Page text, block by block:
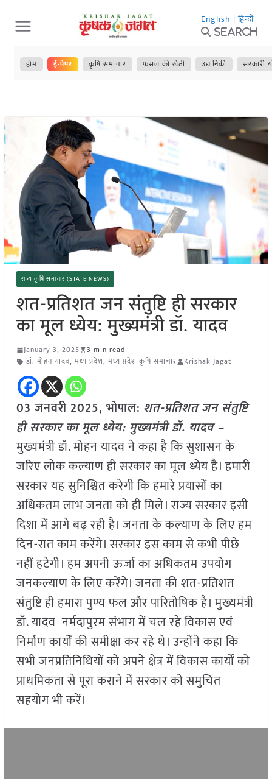
Skip
to
content
English | हिन्दी
Search
होम ई-पेपर कृषि समाचार फसल की खेती उद्यानिकी सरकारी
राज्य कृषि समाचार (STATE NEWS)
शत-प्रतिशत जन संतुष्टि ही सरकार
का मूल ध्येय: मुख्यमंत्री डॉ. यादव
January 3, 2025
3 min read
डॉ. मोहन यादव, मध्य प्रदेश, मध्य प्रदेश कृषि समाचार Krishak Jagat
03 जनवरी 2025, भोपाल: शत-प्रतिशत जन संतुष्टि
ही सरकार का मूल ध्येय: मुख्यमंत्री डॉ. यादव –
मुख्यमंत्री डॉ. मोहन यादव ने कहा है कि सुशासन के
जरिए लोक कल्याण ही सरकार का मूल ध्येय है। हमारी
सरकार यह सुनिश्चित करेगी कि हमारे प्रयासों का
अधिकतम लाभ जनता को ही मिले। राज्य सरकार इसी
दिशा में आगे बढ़ रही है। जनता के कल्याण के लिए हम
दिन-रात काम करेंगे। सरकार इस काम से कभी पीछे
नहीं हटेगी। हम अपनी ऊर्जा का अधिकतम उपयोग
जनकल्याण के लिए करेंगे। जनता की शत-प्रतिशत
संतुष्टि ही हमारा पुण्य फल और पारितोषिक है। मुख्यमंत्री
डॉ. यादव नर्मदापुरम संभाग में चल रहे विकास एवं
निर्माण कार्यों की समीक्षा कर रहे थे। उन्होंने कहा कि
सभी जनप्रतिनिधियों को अपने क्षेत्र में विकास कार्यों को
प्राथमिकता से पूरा कराने में सरकार को समुचित
सहयोग भी करें।